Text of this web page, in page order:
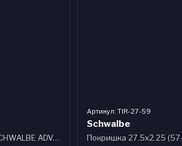
Покришка 27.5x2.10 (54-584) SCHWALBE ADVANCER HYBRID PunctureGuard B/B-SK+RT HS636 GREEN 50EPI
Артикул: TIR-27-59
Schwalbe